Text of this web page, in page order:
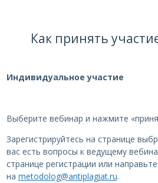
Как принять
Индивидуальное участие
Выберите вебинар и нажмите
Зарегистрируйтесь на странице
вас есть вопросы к ведущему
странице регистрации или направьте
на metodolog@antiplagiat.ru.